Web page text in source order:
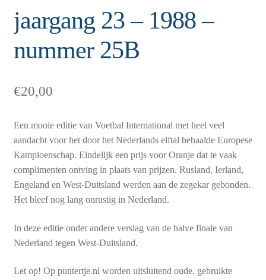
jaargang 23 – 1988 –
nummer 25B
€20,00
Een mooie editie van Voetbal International met heel veel
aandacht voor het door het Nederlands elftal behaalde Europese
Kampioenschap. Eindelijk een prijs voor Oranje dat te vaak
complimenten ontving in plaats van prijzen. Rusland, Ierland,
Engeland en West-Duitsland werden aan de zegekar gebonden.
Het bleef nog lang onrustig in Nederland.
In deze editie onder andere verslag van de halve finale van
Nederland tegen West-Duitsland.
Let op! Op puntertje.nl worden uitsluitend oude, gebruikte